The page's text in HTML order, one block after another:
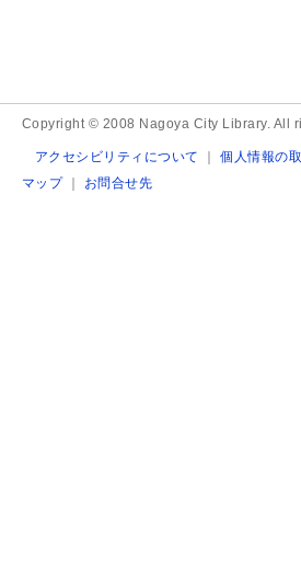
Copyright © 2008 Nagoya City Library. All
アクセシビリティについて ｜個人情報の
マップ｜ お問合せ先